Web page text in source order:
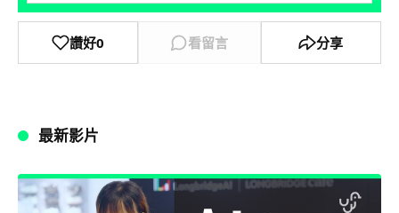
讚好0 看留言 分享
最新影片